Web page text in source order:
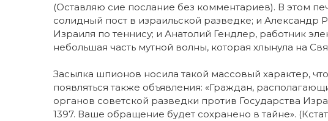
(Оставляю сие послание без комментариев). В этом
солидный пост в израильской разведке; и
Израиля по теннису; и Анатолий Гендлер, работник
небольшая часть мутной волны, которая хлынула на
Засылка шпионов носила такой массовый характер,
появляться также объявления: «Граждан,
органов советской разведки против Государства
1397. Ваше обращение будет сохранено в тайне».